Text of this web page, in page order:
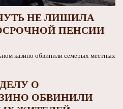
НЕ ЛИШИЛА
ПЕНСИИ
О
ОБВИНИЛИ